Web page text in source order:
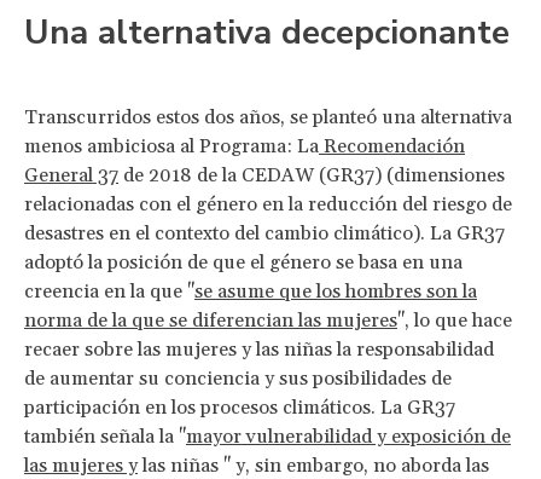
Una alternativa decepcionante
Transcurridos estos dos años, se planteó una alternativa
menos ambiciosa al Programa: La Recomendación
General 37 de 2018 de la CEDAW (GR37) (dimensiones
relacionadas con el género en la reducción del riesgo de
desastres en el contexto del cambio climático). La GR37
adoptó la posición de que el género se basa en una
creencia en la que "se asume que los hombres son la
norma de la que se diferencian las mujeres", lo que hace
recaer sobre las mujeres y las niñas la responsabilidad
de aumentar su conciencia y sus posibilidades de
participación en los procesos climáticos. La GR37
también señala la "mayor vulnerabilidad y exposición de
las mujeres ylas niñas " y, sin embargo, no aborda las